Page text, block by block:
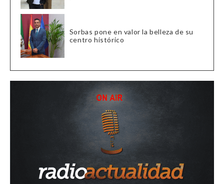
Sorbas pone en valor la belleza de su
centro histórico